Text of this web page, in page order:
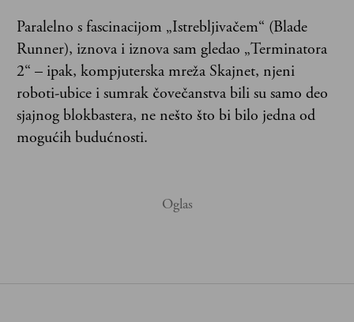
Paralelno s fascinacijom „Istrebljivačem“ (Blade
Runner), iznova i iznova sam gledao „Terminatora
2“ – ipak, kompjuterska mreža Skajnet, njeni
roboti-ubice i sumrak čovečanstva bili su samo deo
sjajnog blokbastera, ne nešto što bi bilo jedna od
mogućih budućnosti.